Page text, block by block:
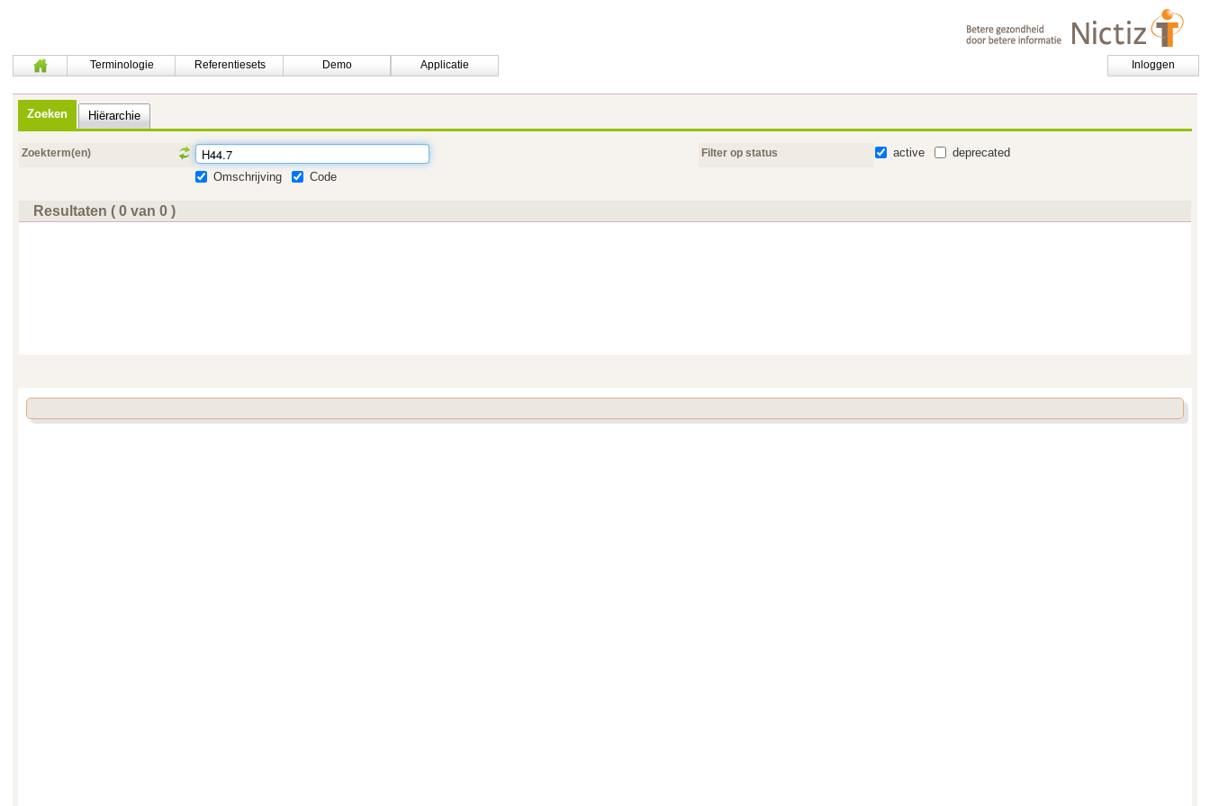
Terminologie Referentiesets Demo Applicatie Inloggen
Zoeken Hiërarchie
Zoekterm(en) Filter op status active
deprecated
Omschrijving
Code
Resultaten ( 0 van 0 )